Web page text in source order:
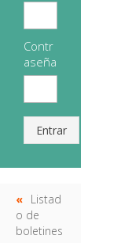
Contr
aseña
Entrar
Listad
o de
boletines